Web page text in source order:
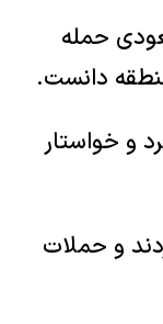
حمله
دانست.
و خواستار
و حملات